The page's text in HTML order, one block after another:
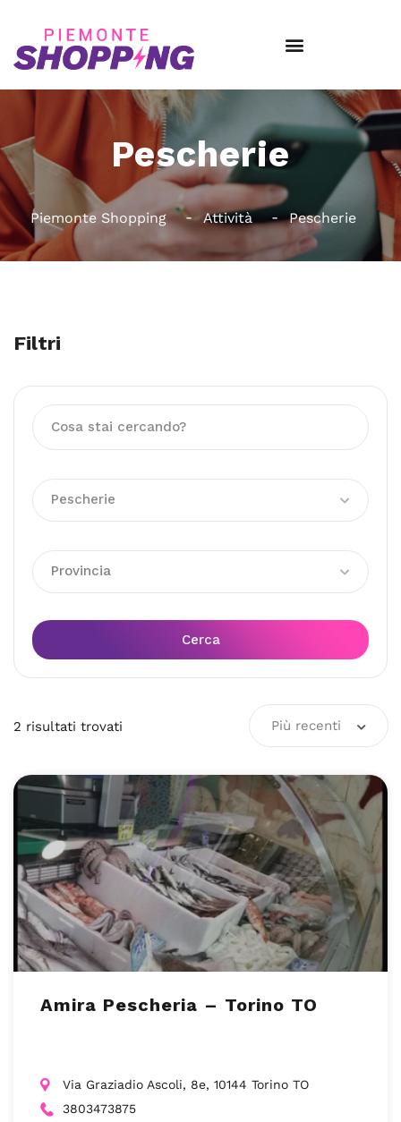
Pescherie
Piemonte Shopping Attività Pescherie
Filtri
Pescherie
Provincia
Cerca
2 risultati trovati Più recenti
Amira Pescheria – Torino TO
Via Graziadio Ascoli, 8e, 10144 Torino TO
3803473875